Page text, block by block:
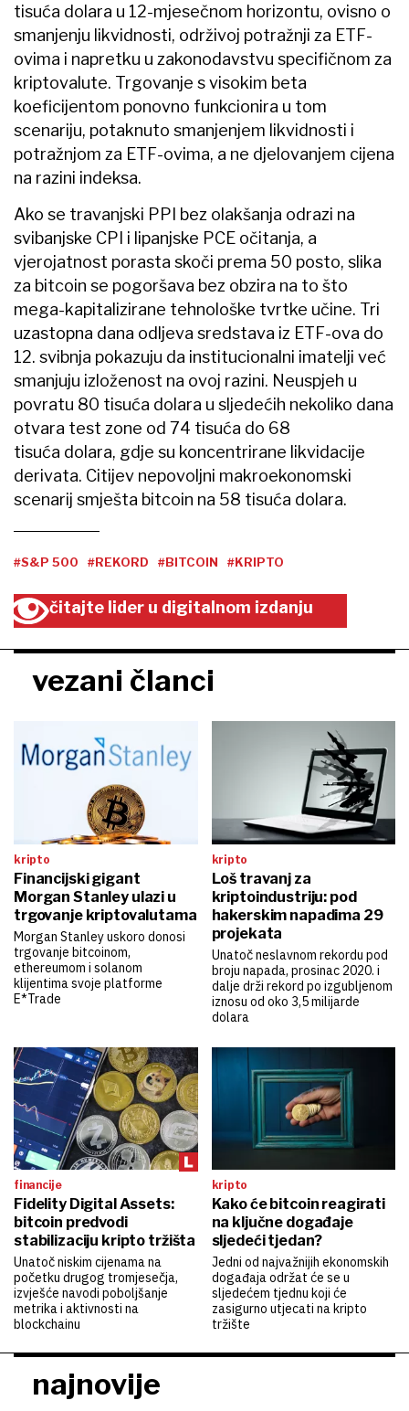
tisuća dolara u 12-mjesečnom horizontu, ovisno o
smanjenju likvidnosti, održivoj potražnji za ETF-
ovima i napretku u zakonodavstvu specifičnom za
kriptovalute. Trgovanje s visokim beta
koeficijentom ponovno funkcionira u tom
scenariju, potaknuto smanjenjem likvidnosti i
potražnjom za ETF-ovima, a ne djelovanjem cijena
na razini indeksa.
Ako se travanjski PPI bez olakšanja odrazi na
svibanjske CPI i lipanjske PCE očitanja, a
vjerojatnost porasta skoči prema 50 posto, slika
za bitcoin se pogoršava bez obzira na to što
mega-kapitalizirane tehnološke tvrtke učine. Tri
uzastopna dana odljeva sredstava iz ETF-ova do
12. svibnja pokazuju da institucionalni imatelji već
smanjuju izloženost na ovoj razini. Neuspjeh u
povratu 80 tisuća dolara u sljedećih nekoliko dana
otvara test zone od 74 tisuća do 68
tisuća dolara, gdje su koncentrirane likvidacije
derivata. Citijev nepovoljni makroekonomski
scenarij smješta bitcoin na 58 tisuća dolara.
#S&P 500 #REKORD #BITCOIN #KRIPTO
čitajte lider u digitalnom izdanju
vezani članci
kripto
Financijski gigant
Morgan Stanley ulazi u
trgovanje kriptovalutama
Morgan Stanley uskoro donosi
trgovanje bitcoinom,
ethereumom i solanom
klijentima svoje platforme
E*Trade
kripto
Loš travanj za
kriptoindustriju: pod
hakerskim napadima 29
projekata
Unatoč neslavnom rekordu pod
broju napada, prosinac 2020. i
dalje drži rekord po izgubljenom
iznosu od oko 3,5 milijarde
dolara
financije
Fidelity Digital Assets:
bitcoin predvodi
stabilizaciju kripto tržišta
Unatoč niskim cijenama na
početku drugog tromjesečja,
izvješće navodi poboljšanje
metrika i aktivnosti na
blockchainu
kripto
Kako će bitcoin reagirati
na ključne događaje
sljedeći tjedan?
Jedni od najvažnijih ekonomskih
događaja održat će se u
sljedećem tjednu koji će
zasigurno utjecati na kripto
tržište
najnovije